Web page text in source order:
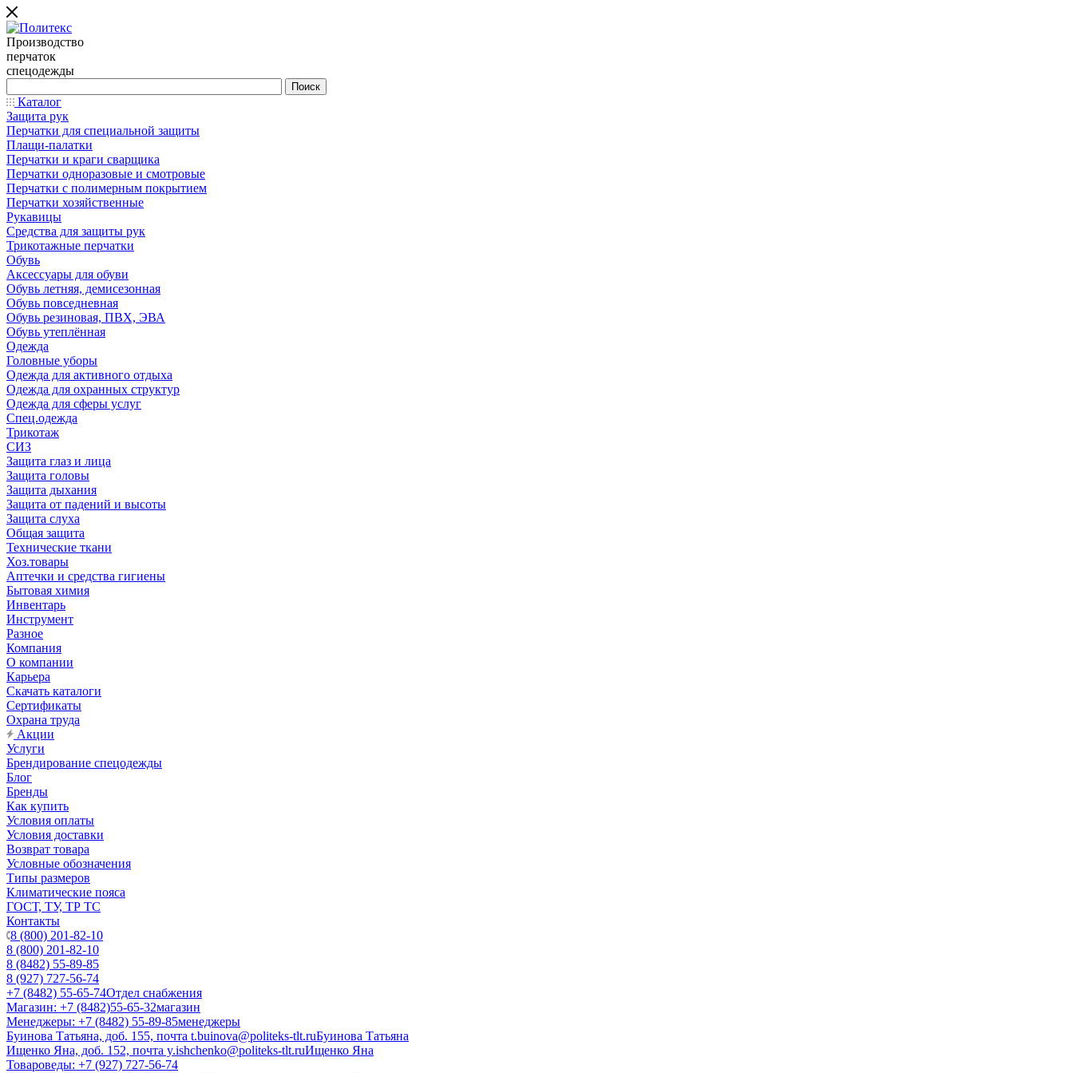
Производство
перчаток
спецодежды
Каталог
Защита рук
Перчатки для специальной защиты
Плащи-палатки
Перчатки и краги сварщика
Перчатки одноразовые и смотровые
Перчатки с полимерным покрытием
Перчатки хозяйственные
Рукавицы
Средства для защиты рук
Трикотажные перчатки
Обувь
Аксессуары для обуви
Обувь летняя, демисезонная
Обувь повседневная
Обувь резиновая, ПВХ, ЭВА
Обувь утеплённая
Одежда
Головные уборы
Одежда для активного отдыха
Одежда для охранных структур
Одежда для сферы услуг
Спец.одежда
Трикотаж
СИЗ
Защита глаз и лица
Защита головы
Защита дыхания
Защита от падений и высоты
Защита слуха
Общая защита
Технические ткани
Хоз.товары
Аптечки и средства гигиены
Бытовая химия
Инвентарь
Инструмент
Разное
Компания
О компании
Карьера
Cкачать каталоги
Сертификаты
Охрана труда
Акции
Услуги
Брендирование спецодежды
Блог
Бренды
Как купить
Условия оплаты
Условия доставки
Возврат товара
Условные обозначения
Типы размеров
Климатические пояса
ГОСТ, ТУ, ТР ТС
Контакты
8 (800) 201-82-10
8 (800) 201-82-10
8 (8482) 55-89-85
8 (927) 727-56-74
+7 (8482) 55-65-74Отдел снабжения
Магазин: +7 (8482)55-65-32магазин
Менеджеры: +7 (8482) 55-89-85менеджеры
Буинова Татьяна, доб. 155, почта t.buinova@politeks-tlt.ruБуинова Татьяна
Ищенко Яна, доб. 152, почта y.ishchenko@politeks-tlt.ruИщенко Яна
Товароведы: +7 (927) 727-56-74